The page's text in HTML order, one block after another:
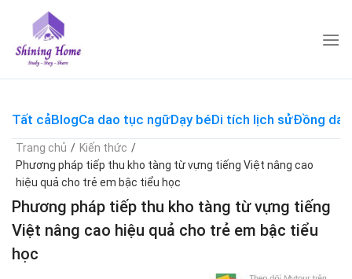
content
Tất cảBlogCa dao tục ngữDạy béDi tích lịch sửĐồng dao
Trang chủ / Kiến thức /
Phương pháp tiếp thu kho tàng từ vựng tiếng Việt nâng cao
hiệu quả cho trẻ em bậc tiểu học
Phương pháp tiếp thu kho tàng từ vựng tiếng
Việt nâng cao hiệu quả cho trẻ em bậc tiểu
học